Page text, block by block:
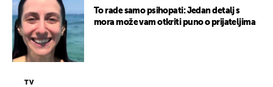
To rade samo psihopati: Jedan detalj s
mora može vam otkriti puno o prijateljima
TV